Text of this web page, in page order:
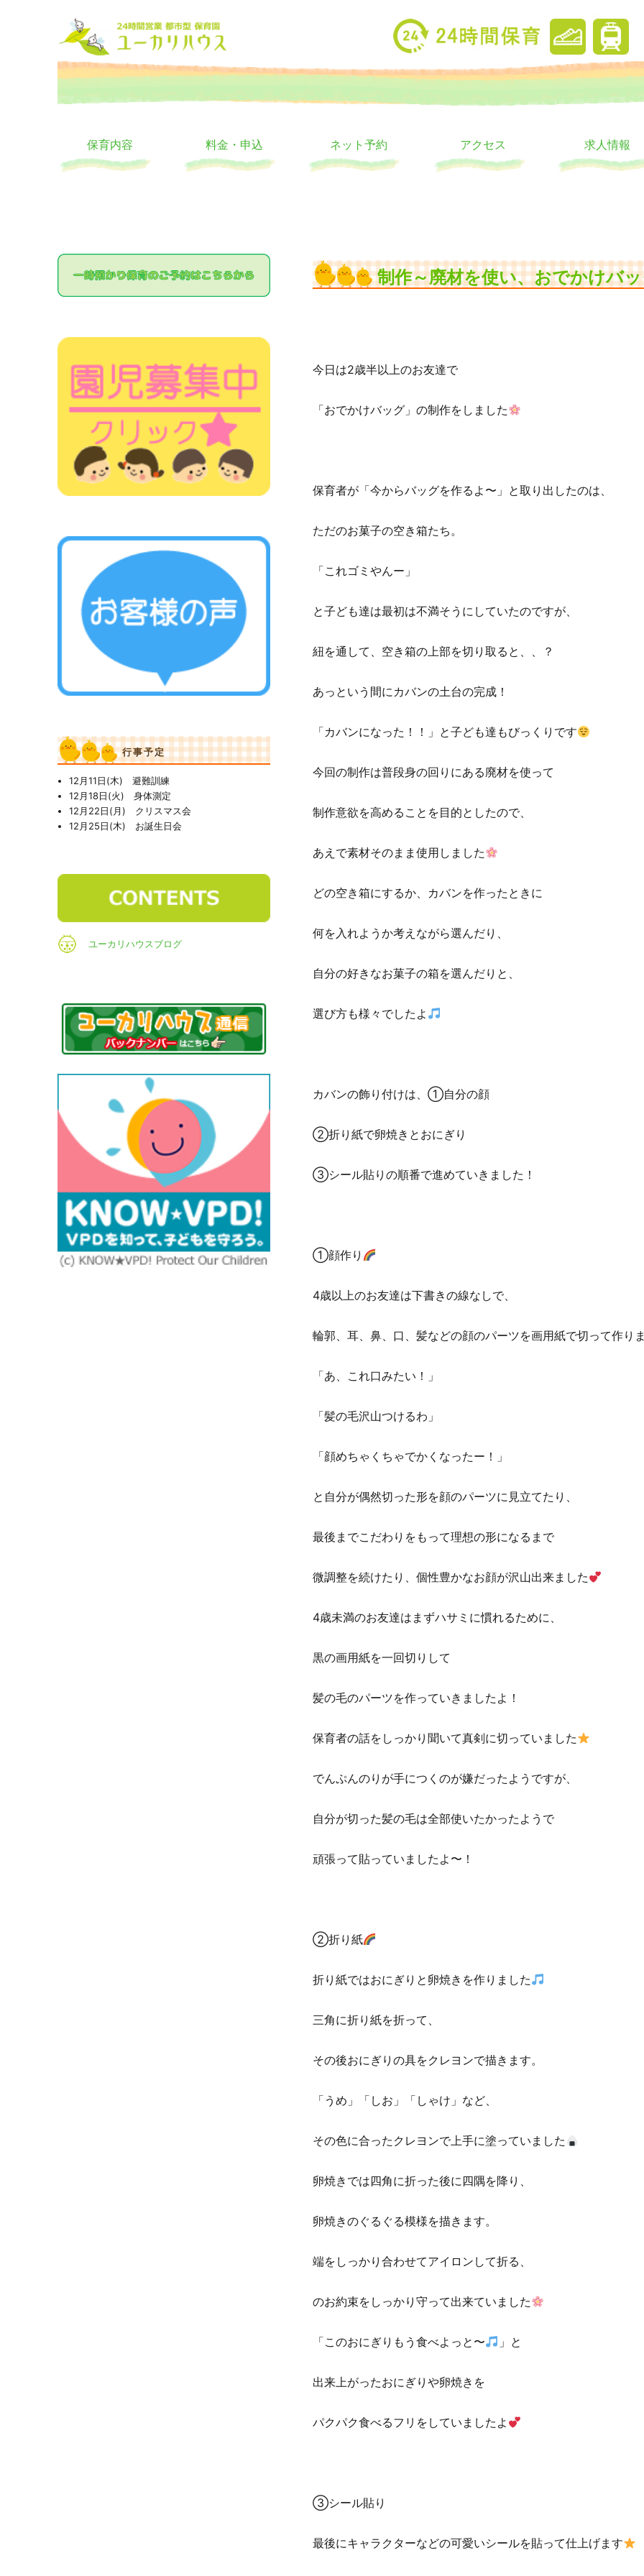
24時間託児所 ユーカリハウス
大阪の24時間託児所 ユーカリハウス 月極 一時保育 一時預かり
保育内容 料金・申込 ネット予約 アクセス 求人情報
制作～廃材を使い、おでかけバ
今日は2歳半以上のお友達で
「おでかけバッグ」の制作をしました
保育者が「今からバッグを作るよ〜」と取り出したのは、
ただのお菓子の空き箱たち。
「これゴミやんー」
と子ども達は最初は不満そうにしていたのですが、
紐を通して、空き箱の上部を切り取ると、、？
あっという間にカバンの土台の完成！
「カバンになった！！」と子ども達もびっくりです
今回の制作は普段身の回りにある廃材を使って
制作意欲を高めることを目的としたので、
あえで素材そのまま使用しました
どの空き箱にするか、カバンを作ったときに
何を入れようか考えながら選んだり、
自分の好きなお菓子の箱を選んだりと、
選び方も様々でしたよ
カバンの飾り付けは、①自分の顔
②折り紙で卵焼きとおにぎり
③シール貼りの順番で進めていきました！
①顔作り
4歳以上のお友達は下書きの線なしで、
輪郭、耳、鼻、口、髪などの顔のパーツを画用紙で切って作り
「あ、これ口みたい！」
「髪の毛沢山つけるわ」
「顔めちゃくちゃでかくなったー！」
と自分が偶然切った形を顔のパーツに見立てたり、
最後までこだわりをもって理想の形になるまで
微調整を続けたり、個性豊かなお顔が沢山出来ました
4歳未満のお友達はまずハサミに慣れるために、
黒の画用紙を一回切りして
髪の毛のパーツを作っていきましたよ！
保育者の話をしっかり聞いて真剣に切っていました
でんぷんのりが手につくのが嫌だったようですが、
自分が切った髪の毛は全部使いたかったようで
頑張って貼っていましたよ〜！
②折り紙
折り紙ではおにぎりと卵焼きを作りました
三角に折り紙を折って、
その後おにぎりの具をクレヨンで描きます。
「うめ」「しお」「しゃけ」など、
その色に合ったクレヨンで上手に塗っていました
卵焼きでは四角に折った後に四隅を降り、
卵焼きのぐるぐる模様を描きます。
端をしっかり合わせてアイロンして折る、
のお約束をしっかり守って出来ていました
「このおにぎりもう食べよっと〜 」と
出来上がったおにぎりや卵焼きを
パクパク食べるフリをしていましたよ
③シール貼り
最後にキャラクターなどの可愛いシールを貼って仕上げます
行事予定
12月11日(木) 避難訓練
12月18日(火) 身体測定
12月22日(月) クリスマス会
12月25日(木) お誕生日会
ユーカリハウスブログ